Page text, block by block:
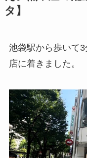
タ】
池袋駅から歩いて
店に着きました。